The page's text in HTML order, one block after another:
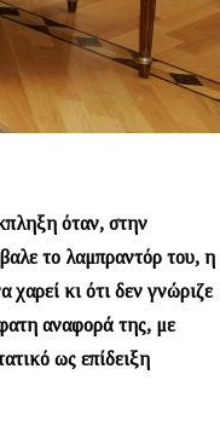
όταν, στην
το λαμπραντόρ του, η
κι ότι δεν γνώριζε
αναφορά της, με
ως επίδειξη